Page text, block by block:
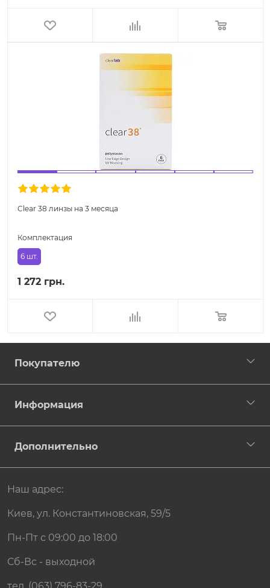
Clear 38 линзы на 3 месяца
Комплектация
6 шт.
1 272 грн.
Покупателю
Информация
Дополнительно
Наш адрес:
Киев, ул. Константиновская, 59/5
Пн-Пт с 09:00 до 18:00
Сб-Вс - выходной
тел. (063) 796-83-29